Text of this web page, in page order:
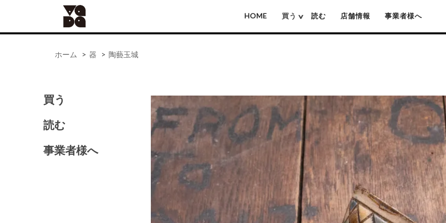
HOME 買う
池城拓真
池本惣一
いずみ窯 島袋工房
神谷窯
賀上隼敬(木彫り熊)
難波行秀(木工)
高塚和則(木工)
松本寛司(木工)
井上湧(竹細工)
吉原信治郎(
読む 店舗情報 事業者様へ
ホーム > 器 > 陶藝玉城
買う
器
手仕事
食の道具
41世紀（バッグ）
読む
事業者様へ